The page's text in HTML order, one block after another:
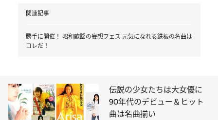
関連記事
勝手に開催！ 昭和歌謡の妄想フェス 元気になれる鉄板の名曲は
コレだ！
伝説の少女たちは大女優に
90年代のデビュー＆ヒット
曲は名曲揃い